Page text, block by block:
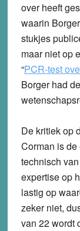
over heeft
waarin
stukjes
maar niet op
“PCR-test
Borger had
De kritiek op
Corman is de
technisch
expertise op
lastig op
zeker niet,
van 22 wordt